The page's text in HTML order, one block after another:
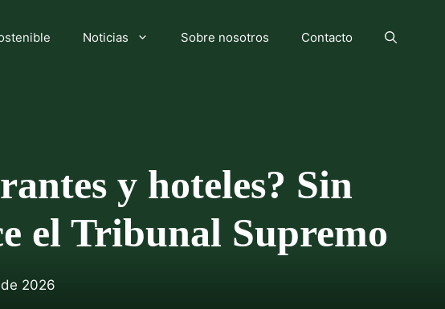
Noticias Sobre nosotros Contacto
y hoteles? Sin
el Tribunal Supremo
2026